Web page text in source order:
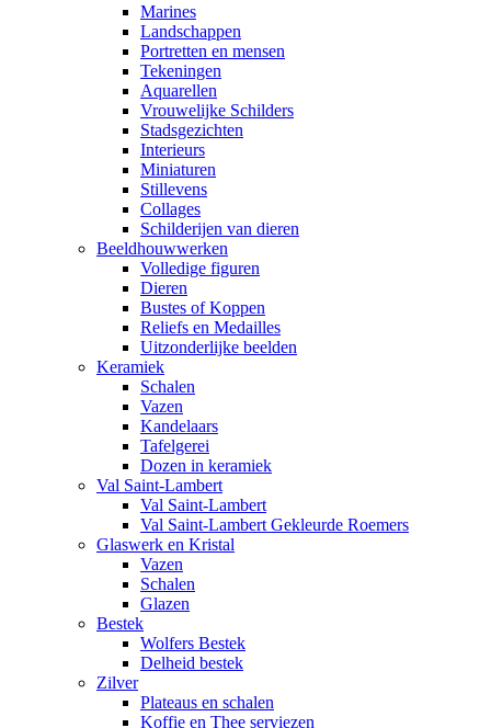
Marines
Landschappen
Portretten en mensen
Tekeningen
Aquarellen
Vrouwelijke Schilders
Stadsgezichten
Interieurs
Miniaturen
Stillevens
Collages
Schilderijen van dieren
Beeldhouwwerken
Volledige figuren
Dieren
Bustes of Koppen
Reliefs en Medailles
Uitzonderlijke beelden
Keramiek
Schalen
Vazen
Kandelaars
Tafelgerei
Dozen in keramiek
Val Saint-Lambert
Val Saint-Lambert
Val Saint-Lambert Gekleurde Roemers
Glaswerk en Kristal
Vazen
Schalen
Glazen
Bestek
Wolfers Bestek
Delheid bestek
Zilver
Plateaus en schalen
Koffie en Thee serviezen